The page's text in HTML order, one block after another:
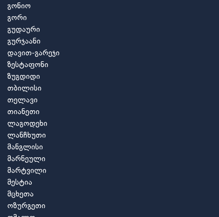
გონიო
გორი
გუდაური
გურჯაანი
დავით-გარეჯი
ზესტაფონი
ზუგდიდი
თბილისი
თელავი
თიანეთი
ლაგოდეხი
ლანჩხუთი
მანგლისი
მარნეული
მარტვილი
მესტია
მცხეთა
ოზურგეთი